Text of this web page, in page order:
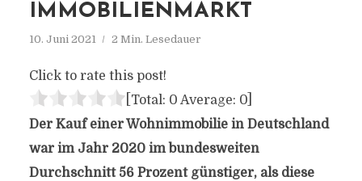
IMMOBILIENMARKT
10. Juni 2021 2 Min. Lesedauer
Click to rate this post!
[Total: 0 Average: 0]
Der Kauf einer Wohnimmobilie in Deutschland
war im Jahr 2020 im bundesweiten
Durchschnitt 56 Prozent günstiger, als diese